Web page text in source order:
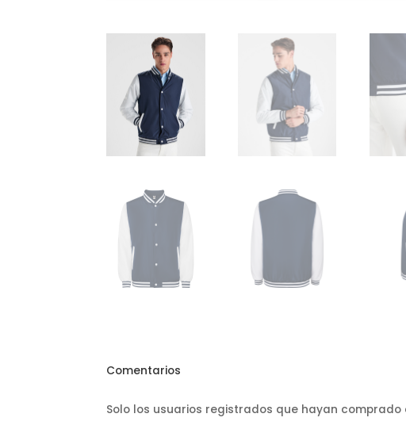
Comentarios
Solo los usuarios registrados que hayan